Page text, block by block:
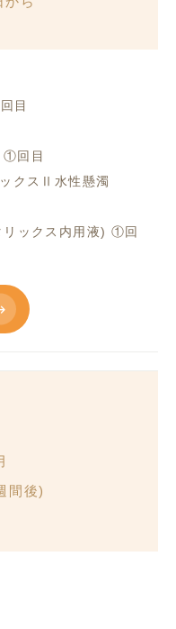
目
①回目
クスⅡ水性懸濁
リックス内用液) ①回
間後)